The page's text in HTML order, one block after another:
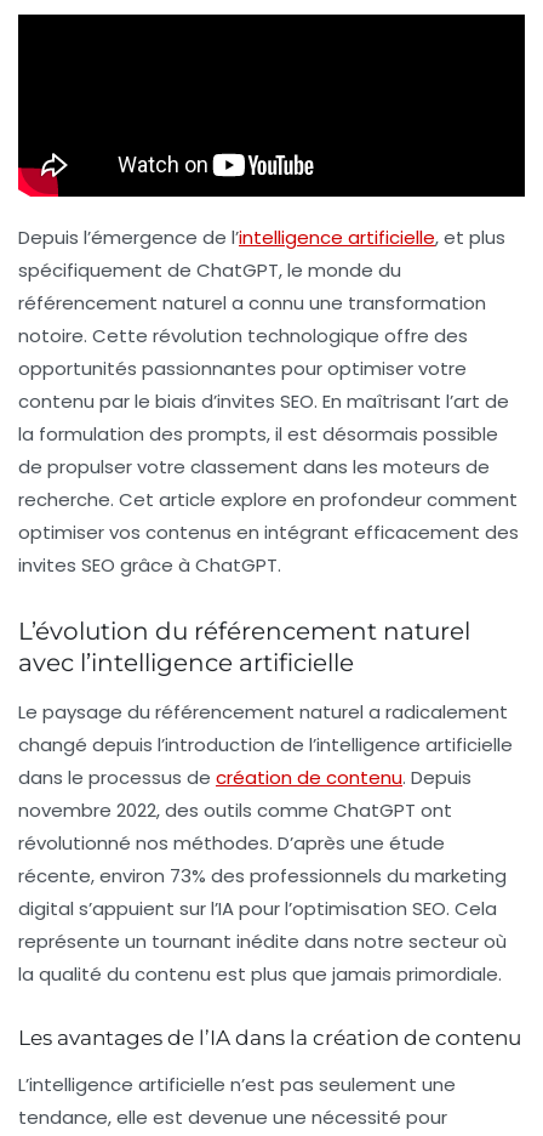
Depuis l’émergence de l’intelligence artificielle, et plus
spécifiquement de ChatGPT, le monde du
référencement naturel a connu une transformation
notoire. Cette révolution technologique offre des
opportunités passionnantes pour optimiser votre
contenu par le biais d’invites SEO. En maîtrisant l’art de
la formulation des prompts, il est désormais possible
de propulser votre classement dans les moteurs de
recherche. Cet article explore en profondeur comment
optimiser vos contenus en intégrant efficacement des
invites SEO grâce à ChatGPT.
L’évolution du référencement naturel
avec l’intelligence artificielle
Le paysage du référencement naturel a radicalement
changé depuis l’introduction de l’intelligence artificielle
dans le processus de création de contenu. Depuis
novembre 2022, des outils comme ChatGPT ont
révolutionné nos méthodes. D’après une étude
récente, environ 73% des professionnels du marketing
digital s’appuient sur l’IA pour l’optimisation SEO. Cela
représente un tournant inédite dans notre secteur où
la qualité du contenu est plus que jamais primordiale.
Les avantages de l’IA dans la création de contenu
L’intelligence artificielle n’est pas seulement une
tendance, elle est devenue une nécessité pour